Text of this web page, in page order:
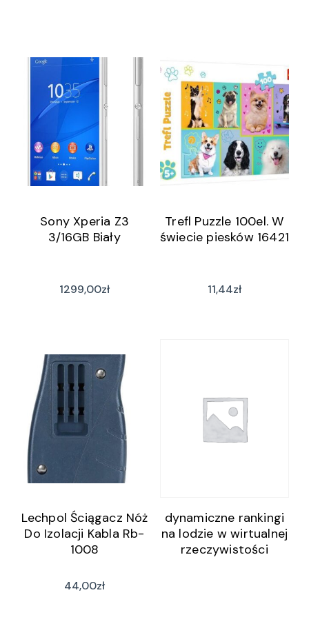
Sony Xperia Z3
3/16GB Biały
1299,00zł
Trefl Puzzle 100el. W
świecie piesków 16421
11,44zł
Lechpol Ściągacz Nóż
Do Izolacji Kabla Rb-
1008
44,00zł
dynamiczne rankingi
na lodzie w wirtualnej
rzeczywistości